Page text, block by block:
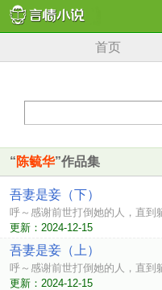
首页
“陈毓华”作品集
吾妻是妾（下）
呼～感谢前世打倒她的人，直到
更新：2024-12-15
吾妻是妾（上）
呼～感谢前世打倒她的人，直到
更新：2024-12-15